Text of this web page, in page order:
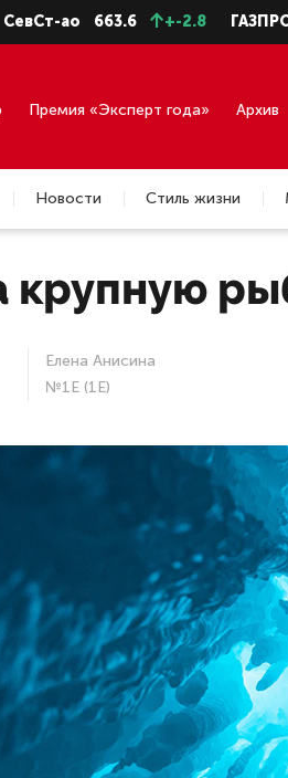
663.6 +-2.8 ГАЗПРОМ ао
Премия «Эксперт года» Архив
Новости Стиль жизни
крупную
Елена Анисина
№1E (1E)